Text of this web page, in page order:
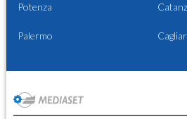
Potenza
Palermo